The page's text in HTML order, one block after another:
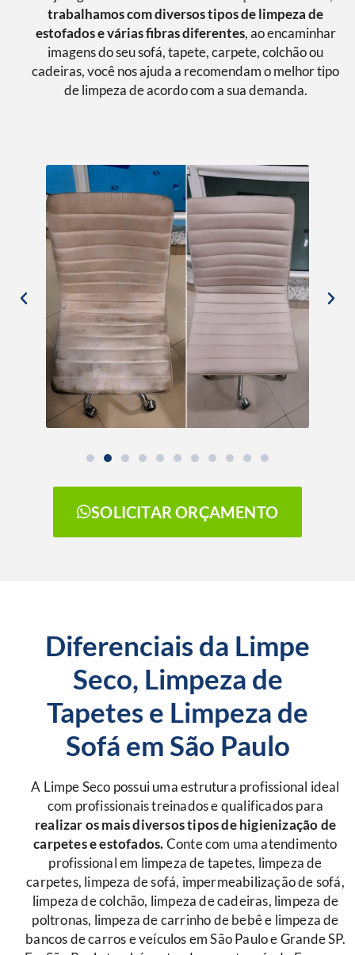
trabalhamos com diversos tipos de limpeza de
estofados e várias fibras diferentes, ao encaminhar
imagens do seu sofá, tapete, carpete, colchão ou
cadeiras, você nos ajuda a recomendam o melhor tipo
de limpeza de acordo com a sua demanda.
SOLICITAR ORÇAMENTO
Diferenciais da Limpe
Seco, Limpeza de
Tapetes e Limpeza de
Sofá em São Paulo
A Limpe Seco possui uma estrutura profissional ideal
com profissionais treinados e qualificados para
realizar os mais diversos tipos de higienização de
carpetes e estofados. Conte com uma atendimento
profissional em limpeza de tapetes, limpeza de
carpetes, limpeza de sofá, impermeabilização de sofá,
limpeza de colchão, limpeza de cadeiras, limpeza de
poltronas, limpeza de carrinho de bebê e limpeza de
bancos de carros e veículos em São Paulo e Grande SP.